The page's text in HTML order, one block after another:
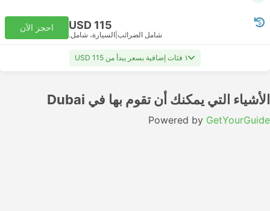
USD 115
شامل الضرائب السيارة، شامل.
احجز الآن
١ فئات إضافية بسعر يبدأ من USD 115
الأشياء التي يمكنك أن تقوم بها في Dubai
Powered by GetYourGuide